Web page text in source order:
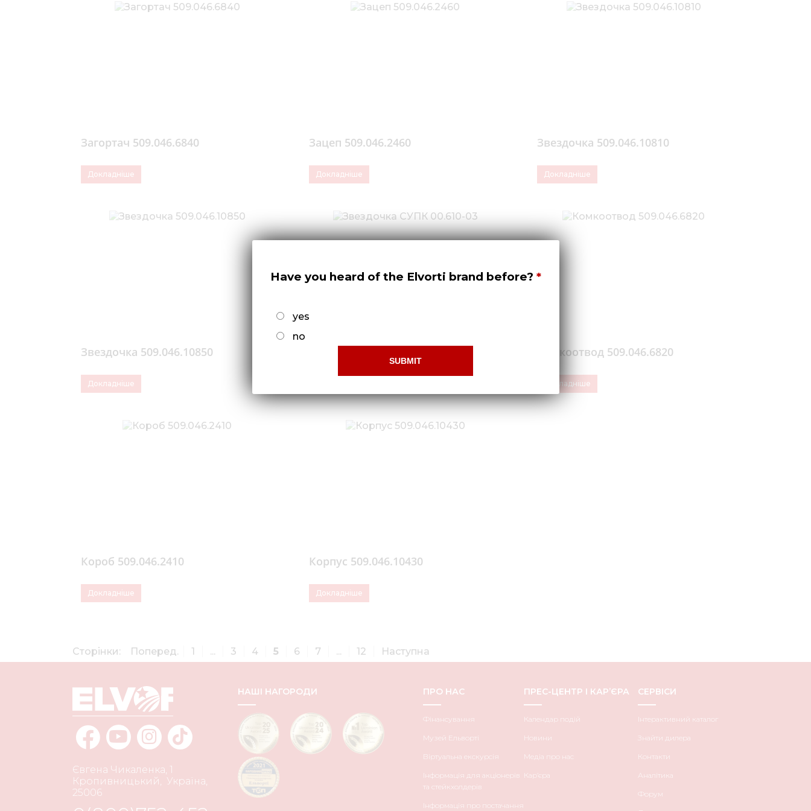
Загортач 509.046.6840
Докладніше
Зацеп 509.046.2460
Докладніше
Звездочка 509.046.10810
Докладніше
Звездочка 509.046.10850
Докладніше
Комкоотвод 509.046.6820
Докладніше
Короб 509.046.2410
Докладніше
Корпус 509.046.10430
Докладніше
Сторінки: Поперед. 1 ... 3 4 5 6 7 ... 12 Наступна
Євгена Чикаленка, 1
Кропивницький
Україна
25006
НАШІ НАГОРОДИ ПРО НАС
Фінансування
Музей Ельворті
Віртуальна екскурсія
Інформація для акціонерів
та стейкхолдерів
Інформація про постачання
ПРЕС-ЦЕНТР І КАР’ЄРА
Календар подій
Новини
Медіа про нас
Кар’єра
СЕРВІСИ
Інтерактивний каталог
Знайти дилера
Контакти
Аналітика
Форум
Have you heard of the Elvorti brand before?
yes
no